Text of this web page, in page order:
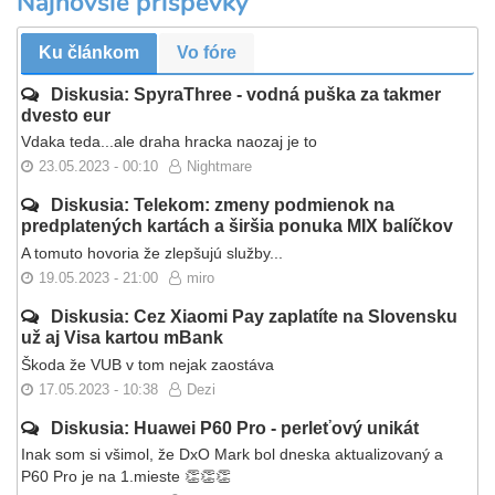
Ku článkom Vo fóre
Diskusia: SpyraThree - vodná puška za takmer
dvesto eur
Vdaka teda...ale draha hracka naozaj je to
23.05.2023 - 00:10 Nightmare
Diskusia: Telekom: zmeny podmienok na
predplatených kartách a širšia ponuka MIX balíčkov
A tomuto hovoria že zlepšujú služby...
19.05.2023 - 21:00 miro
Diskusia: Cez Xiaomi Pay zaplatíte na Slovensku
už aj Visa kartou mBank
Škoda že VUB v tom nejak zaostáva
17.05.2023 - 10:38 Dezi
Diskusia: Huawei P60 Pro - perleťový unikát
Inak som si všimol, že DxO Mark bol dneska aktualizovaný a
P60 Pro je na 1.mieste 👏👏👏